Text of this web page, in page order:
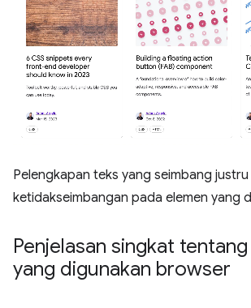
Pelengkapan teks yang seimbang
ketidakseimbangan pada elemen yang
Penjelasan singkat
yang digunakan browser